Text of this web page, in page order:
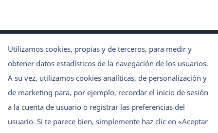
Política de cookies
Utilizamos cookies, propias y de terceros, para medir y
obtener datos estadísticos de la navegación de los usuarios.
A su vez, utilizamos cookies analíticas, de personalización y
de marketing para, por ejemplo, recordar el inicio de sesión
a la cuenta de usuario o registrar las preferencias del
usuario. Si te parece bien, simplemente haz clic en «Aceptar